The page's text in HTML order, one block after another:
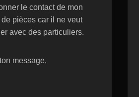
le contact de mon
pièces car il ne veut
avec des particuliers.
message,